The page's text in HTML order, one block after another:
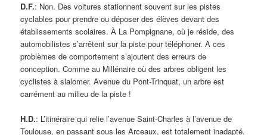
D.F.: Non. Des voitures stationnent souvent sur les pistes
cyclables pour prendre ou déposer des élèves devant des
établissements scolaires. À La Pompignane, où je réside, des
automobilistes s’arrêtent sur la piste pour téléphoner. À ces
problèmes de comportement s’ajoutent des erreurs de
conception. Comme au Millénaire où des arbres obligent les
cyclistes à slalomer. Avenue du Pont-Trinquat, un arbre est
carrément au milieu de la piste !
H.D.: L’itinéraire qui relie l’avenue Saint-Charles à l’avenue de
Toulouse, en passant sous les Arceaux, est totalement inadapté.